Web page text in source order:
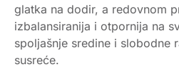
glatka na dodir, a redovnom
izbalansiranija i otpornija na
spoljašnje sredine i slobodne
susreće.